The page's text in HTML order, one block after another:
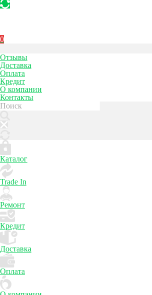
0
Отзывы
Доставка
Оплата
Кредит
О компании
Контакты
Каталог
Trade In
Ремонт
Кредит
Доставка
Оплата